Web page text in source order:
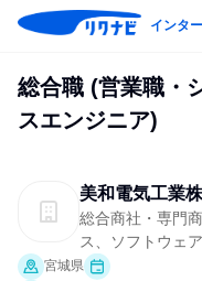
インタ
総合職 (営業職・
スエンジニア)
美和電気工業
総合商社・専門
ス、ソフトウェ
宮城県